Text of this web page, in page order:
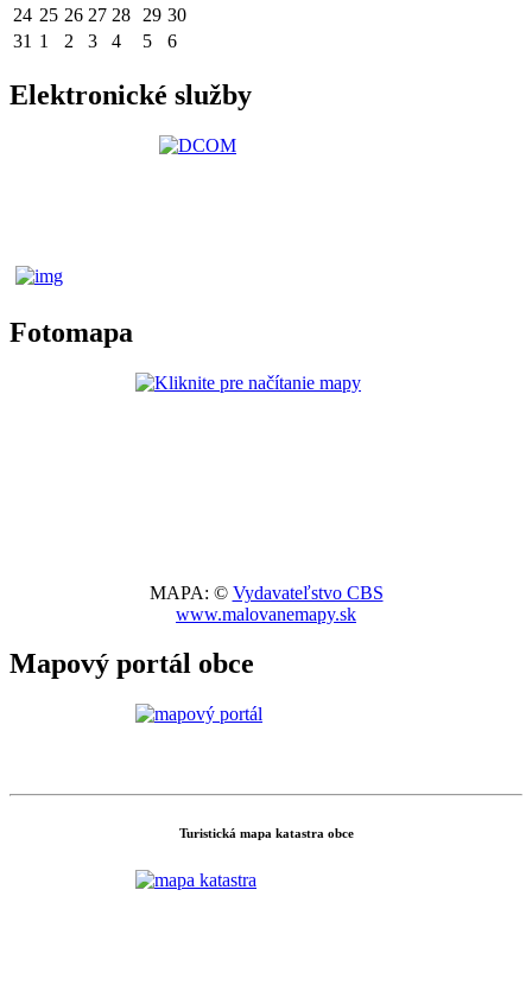
24 25 26 27 28 29 30
31 1 2 3 4 5 6
Elektronické služby
Fotomapa
MAPA: © Vydavateľstvo CBS
www.malovanemapy.sk
Mapový portál obce
Turistická mapa katastra obce